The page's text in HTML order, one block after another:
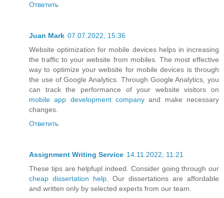
Ответить
Juan Mark 07.07.2022, 15:36
Website optimization for mobile devices helps in increasing
the traffic to your website from mobiles. The most effective
way to optimize your website for mobile devices is through
the use of Google Analytics. Through Google Analytics, you
can track the performance of your website visitors on
mobile app development company and make necessary
changes.
Ответить
Assignment Writing Service 14.11.2022, 11:21
These tips are helpfupl indeed. Consider going through our
cheap dissertation help . Our dissertations are affordable
and written only by selected experts from our team.